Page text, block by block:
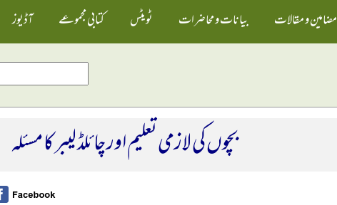
مضامین و مقالات بیانات و محاضرات ٹویٹس کتابی مجموعے آڈیوز
بچوں کی لازمی تعلیم اور چائلڈ لیبر کا مسئلہ